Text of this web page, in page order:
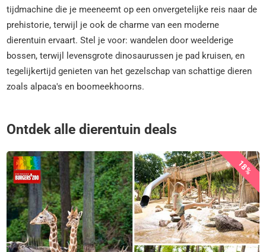
tijdmachine die je meeneemt op een onvergetelijke reis naar de
prehistorie, terwijl je ook de charme van een moderne
dierentuin ervaart. Stel je voor: wandelen door weelderige
bossen, terwijl levensgrote dinosaurussen je pad kruisen, en
tegelijkertijd genieten van het gezelschap van schattige dieren
zoals alpaca's en boomeekhoorns.
Ontdek alle dierentuin deals
18%